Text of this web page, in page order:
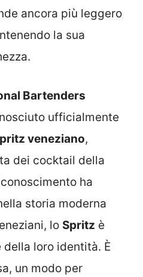
ancora più leggero
la sua
Bartenders
ufficialmente
veneziano,
dei cocktail della
ha
storia moderna
lo Spritz è
loro identità. È
un modo per